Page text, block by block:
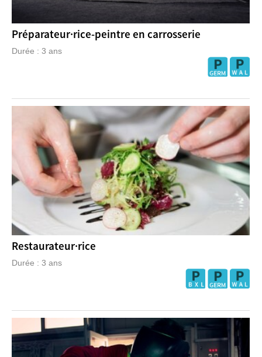
Préparateur·rice-peintre en carrosserie
Durée : 3 ans
Restaurateur·rice
Durée : 3 ans